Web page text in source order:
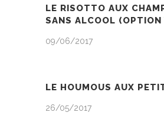
LE RISOTTO AUX
SANS ALCOOL (OPTION
09/06/2017
LE HOUMOUS AUX
26/05/2017